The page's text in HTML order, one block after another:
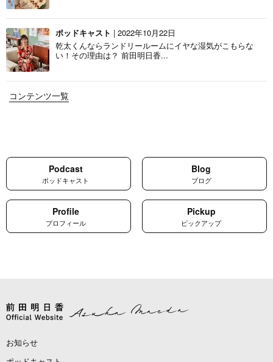
ポッドキャスト | 2022年10月22日
乾太くんならランドリールームにイヤな湿気がこもらな
い！その理由は？ 前田明日香...
コンテンツ一覧
Podcast
ポッドキャスト
Blog
ブログ
Profile
プロフィール
Pickup
ピックアップ
お知らせ